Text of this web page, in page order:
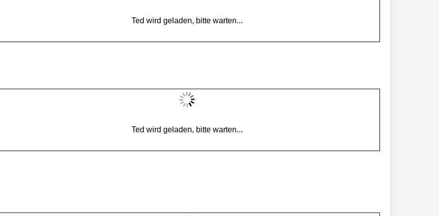
Ted wird geladen, bitte warten...
Ted wird geladen, bitte warten...